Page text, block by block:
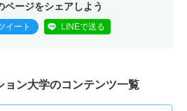
ページをシェアしよう
イート LINEで送る
ョン大学のコンテンツ一覧